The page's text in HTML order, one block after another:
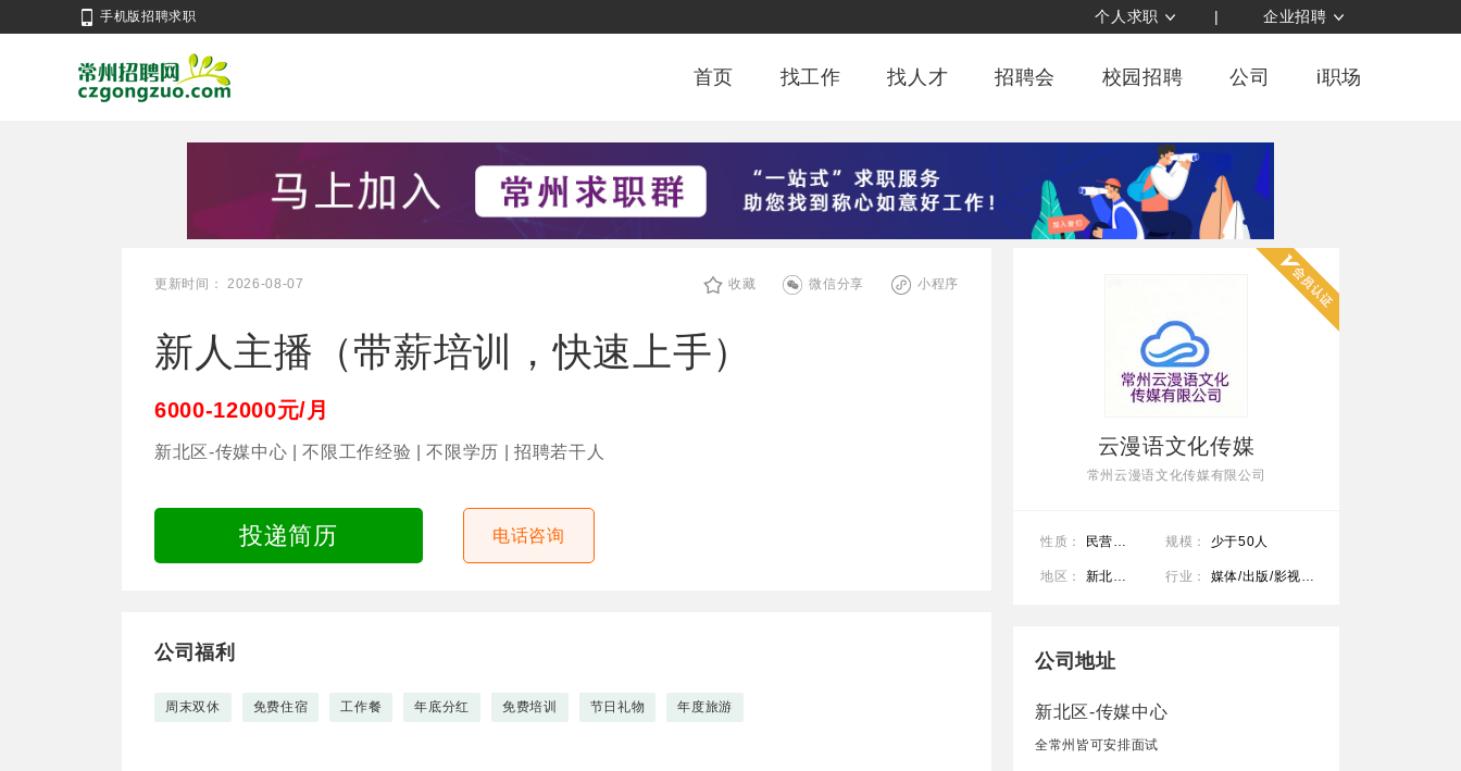
手机版招聘求职 个人求职 | 企业招聘
首页 找工作 找人才 招聘会 校园招聘 公司 i职场
更新时间： 2026-08-07 收藏 微信分享 小程序
新人主播（带薪培训，快速上手）
6000-12000元/月
新北区-传媒中心 | 不限工作经验 | 不限学历 | 招聘若干人
投递简历 电话咨询
公司福利
周末双休 免费住宿 工作餐 年底分红 免费培训 节日礼物 年度旅游
云漫语文化传媒
常州云漫语文化传媒有限公司
性质： 民营公司 规模： 少于50人
地区： 新北区-传媒中心 行业： 媒体/出版/影视/文化传播
公司地址
新北区-传媒中心
全常州皆可安排面试